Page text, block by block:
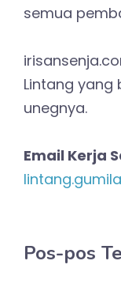
semua
Lintang yang
unegnya.
Email Kerja
Pos-pos